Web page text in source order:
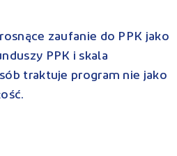
zaufanie do PPK jako
PPK i skala
traktuje program nie jako